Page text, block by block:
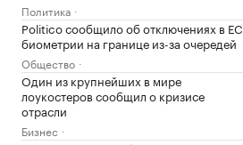
Политика
Politico сообщило об отключениях в ЕС
биометрии на границе из-за очередей
Общество
Один из крупнейших в мире
лоукостеров сообщил о кризисе
отрасли
Бизнес